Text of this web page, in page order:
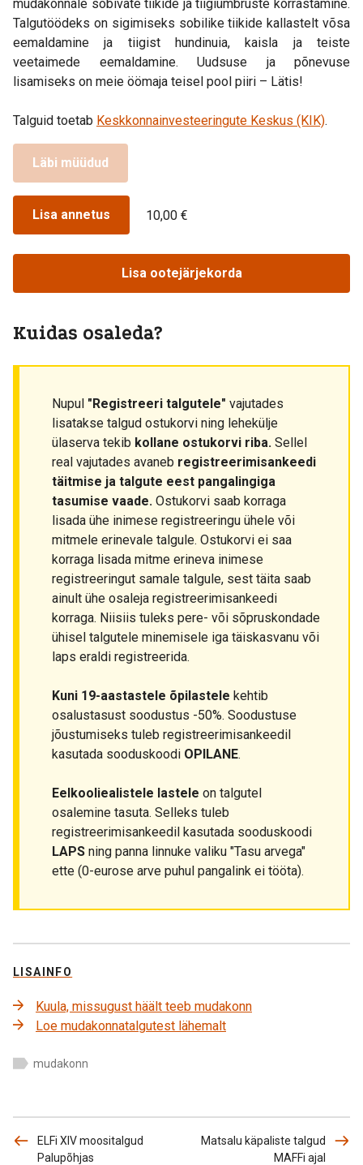
mudakonnale sobivate tiikide ja tiigiümbruste korrastamine.
Talgutöödeks on sigimiseks sobilike tiikide kallastelt võsa
eemaldamine ja tiigist hundinuia, kaisla ja teiste
veetaimede eemaldamine. Uudsuse ja põnevuse
lisamiseks on meie öömaja teisel pool piiri – Lätis!
Talguid toetab Keskkonnainvesteeringute Keskus (KIK).
Läbi müüdud
Lisa annetus 10,00 €
Lisa ootejärjekorda
Kuidas osaleda?
Nupul "Registreeri talgutele" vajutades
lisatakse talgud ostukorvi ning lehekülje
ülaserva tekib kollane ostukorvi riba. Sellel
real vajutades avaneb registreerimisankeedi
täitmise ja talgute eest pangalingiga
tasumise vaade. Ostukorvi saab korraga
lisada ühe inimese registreeringu ühele või
mitmele erinevale talgule. Ostukorvi ei saa
korraga lisada mitme erineva inimese
registreeringut samale talgule, sest täita saab
ainult ühe osaleja registreerimisankeedi
korraga. Niisiis tuleks pere- või sõpruskondade
ühisel talgutele minemisele iga täiskasvanu või
laps eraldi registreerida.
Kuni 19-aastastele õpilastele kehtib
osalustasust soodustus -50%. Soodustuse
jõustumiseks tuleb registreerimisankeedil
kasutada sooduskoodi OPILANE.
Eelkooliealistele lastele on talgutel
osalemine tasuta. Selleks tuleb
registreerimisankeedil kasutada sooduskoodi
LAPS ning panna linnuke valiku "Tasu arvega"
ette (0-eurose arve puhul pangalink ei tööta).
LISAINFO
Kuula, missugust häält teeb mudakonn
Loe mudakonnatalgutest lähemalt
mudakonn
ELFi XIV moositalgud
Palupõhjas
Matsalu käpaliste talgud
MAFFi ajal